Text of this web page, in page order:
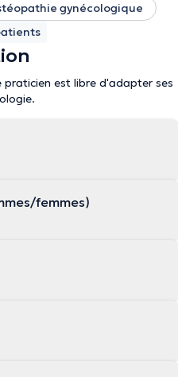
gynécologique
praticien est libre d'adapter ses
femmes)